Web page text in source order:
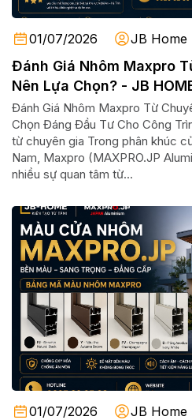
01/07/2026 JB Home
Đánh Giá Nhôm Maxpro
Nên Lựa Chọn? - JB
Đánh Giá Nhôm Maxpro Từ
Chọn Đáng Đầu Tư Cho Công
từ chuyên gia Trong phân khúc
Nam, Maxpro (MAXPRO.JP
nhiều sự quan tâm từ...
01/07/2026 JB Home